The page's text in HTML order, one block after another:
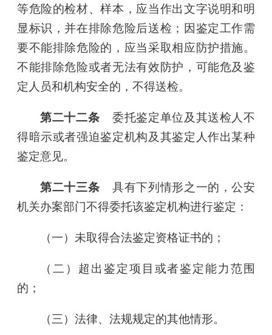
等危险的检材、样本，应当作出文字说明和明
显标识，并在排除危险后送检；因鉴定工作需
要不能排除危险的，应当采取相应防护措施。
不能排除危险或者无法有效防护，可能危及鉴
定人员和机构安全的，不得送检。
第二十二条 委托鉴定单位及其送检人不
得暗示或者强迫鉴定机构及其鉴定人作出某种
鉴定意见。
第二十三条 具有下列情形之一的，公安
机关办案部门不得委托该鉴定机构进行鉴定：
（一）未取得合法鉴定资格证书的；
（二）超出鉴定项目或者鉴定能力范围
的；
（三）法律、法规规定的其他情形。